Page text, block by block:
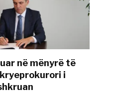
në mënyrë të
i